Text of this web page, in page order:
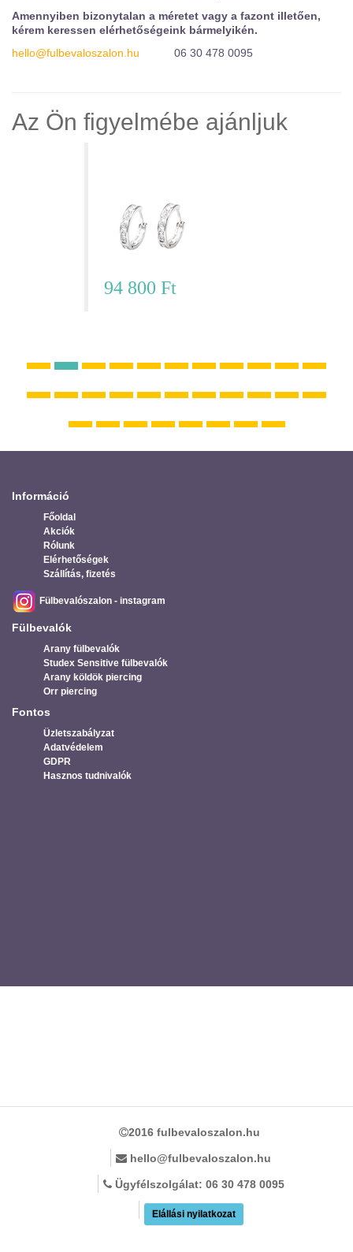
Amennyiben bizonytalan a méretet vagy a fazont illetően,
kérem keressen elérhetőségeink bármelyikén.
hello@fulbevaloszalon.hu
06 30 478 0095
Az Ön figyelmébe ajánljuk
94 800 Ft
Információ
Főoldal
Akciók
Rólunk
Elérhetőségek
Szállítás, fizetés
Fülbevalószalon - instagram
Fülbevalók
Arany fülbevalók
Studex Sensitive fülbevalók
Arany köldök piercing
Orr piercing
Fontos
Üzletszabályzat
Adatvédelem
GDPR
Hasznos tudnivalók
2016 fulbevaloszalon.hu
hello@fulbevaloszalon.hu
Ügyfélszolgálat: 06 30 478 0095
Elállási nyilatkozat